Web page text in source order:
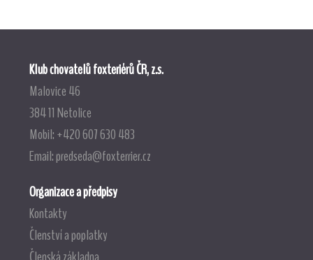
Klub chovatelů foxteriérů ČR, z.s.
Malovice 46
384 11 Netolice
Mobil: +420 607 630 483
Email:predseda@foxterrier.cz
Organizace a předpisy
Kontakty
Členství a poplatky